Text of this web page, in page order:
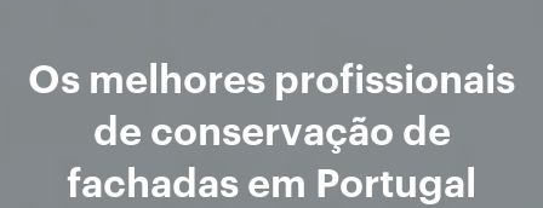
Os melhores profissionais
de conservação de
fachadas em Portugal